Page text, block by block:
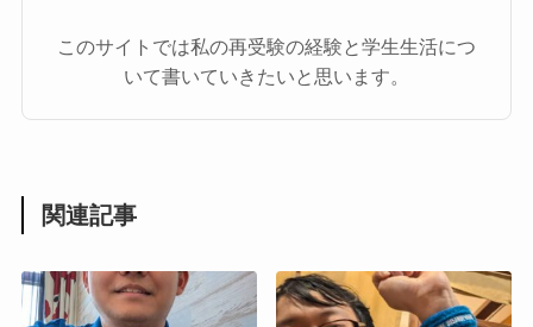
このサイトでは私の再受験の経験と学生生活につ
いて書いていきたいと思います。
関連記事